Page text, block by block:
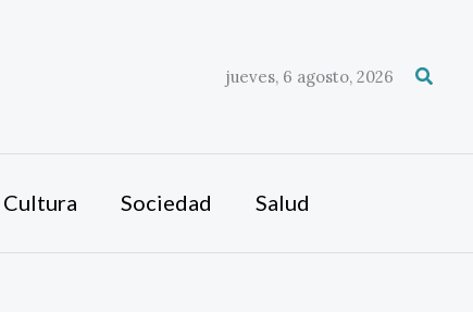
jueves, 6 agosto, 2026
Cultura Sociedad Salud